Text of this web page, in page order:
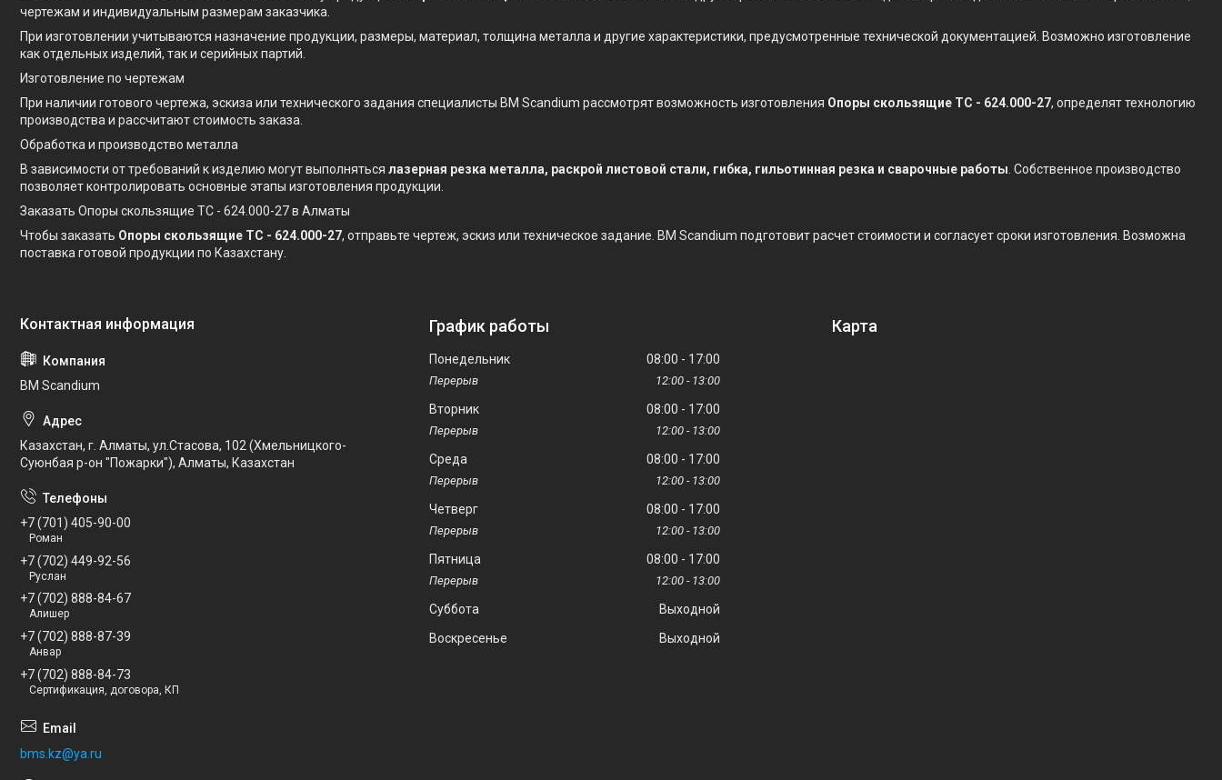
чертежам и индивидуальным размерам заказчика.
При изготовлении учитываются назначение продукции, размеры, материал, толщина металла и другие характеристики, предусмотренные технической документацией. Возможно изготовление
как отдельных изделий, так и серийных партий.
Изготовление по чертежам
При наличии готового чертежа, эскиза или технического задания специалисты BM Scandium рассмотрят возможность изготовления Опоры скользящие ТС - 624.000-27, определят технологию
производства и рассчитают стоимость заказа.
Обработка и производство металла
В зависимости от требований к изделию могут выполняться лазерная резка металла, раскрой листовой стали, гибка, гильотинная резка и сварочные работы . Собственное производство
позволяет контролировать основные этапы изготовления продукции.
Заказать Опоры скользящие ТС - 624.000-27 в Алматы
Чтобы заказать Опоры скользящие ТС - 624.000-27, отправьте чертеж, эскиз или техническое задание. BM Scandium подготовит расчет стоимости и согласует сроки изготовления. Возможна
поставка готовой продукции по Казахстану.
BM Scandium
Казахстан, г. Алматы, ул.Стасова, 102 (Хмельницкого-
Суюнбая р-он "Пожарки"), Алматы, Казахстан
+7 (701) 405-90-00
Роман
+7 (702) 449-92-56
Руслан
+7 (702) 888-84-67
Алишер
+7 (702) 888-87-39
Анвар
+7 (702) 888-84-73
Сертификация, договора, КП
bms.kz@ya.ru
График работы
Понедельник 08:00 17:00
12:00 13:00
Вторник 08:00 17:00
12:00 13:00
Среда 08:00 17:00
12:00 13:00
Четверг 08:00 17:00
12:00 13:00
Пятница 08:00 17:00
12:00 13:00
Суббота
Выходной
Воскресенье
Выходной
Карта